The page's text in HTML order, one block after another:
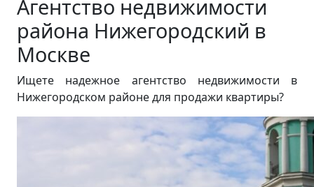
Агентство недвижимости
района Нижегородский в
Москве
Ищете надежное агентство недвижимости в
Нижегородском районе для продажи квартиры?